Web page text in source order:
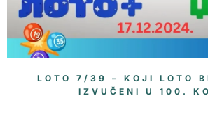
LOTO 7/39 – KOJI LOTO
IZVUČENI U 100.